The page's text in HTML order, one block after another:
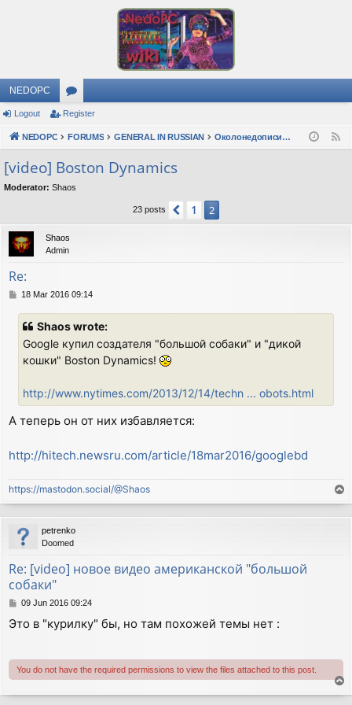
NEDOPC
or
u
s
Logout Register
NEDOPC FORUMS GENERAL IN RUSSIAN Околонедописишности
[video] Boston Dynamics
Moderator: Shaos
23 posts Previous
1 2
Shaos
Admin
Re:
P18 Mar 2016 09:14
Shaos wrote:
Google купил создателя "большой собаки" и "дикой
кошки" Boston Dynamics!
http://www.nytimes.com/2013/12/14/techn ... obots.html
А теперь он от них избавляется:
http://hitech.newsru.com/article/18mar2016/googlebd
https://mastodon.social/@Shaos
o
p
petrenko
Doomed
Re: [video] новое видео американской "большой
собаки"
P
s
09 Jun 2016 09:24
Это в "курилку" бы, но там похожей темы нет :
You do not have the required permissions to view the files attached to this post.
o